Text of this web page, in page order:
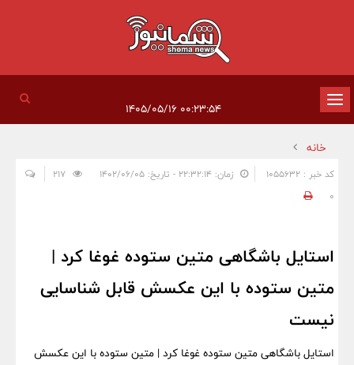
تغییر
وضعیت
ناوبری
خانه
کد خبر : 1055632 زمان: ۲۲:۳۲:۱۴ - تاریخ: ۱۴۰۲/۰۶/۰۵
0
استایل باشگاهی متین ستوده غوغا کرد |
متین ستوده با این عکسش قابل شناسایی
نیست
استایل باشگاهی متین ستوده غوغا کرد | متین ستوده با این عکسش